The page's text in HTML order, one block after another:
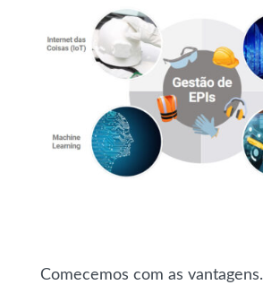
Comecemos com as vantagens.